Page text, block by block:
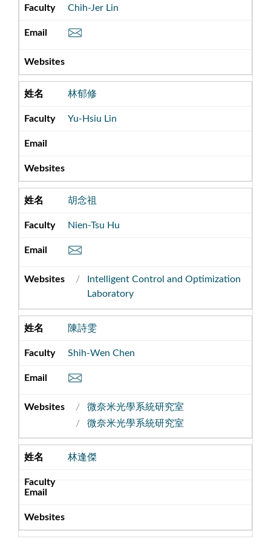
Chih-Jer Lin
林郁修
Yu-Hsiu Lin
胡念祖
Nien-Tsu Hu
Intelligent Control and Optimization
Laboratory
陳詩雯
Shih-Wen Chen
微奈米光學系統研究室
微奈米光學系統研究室
林逢傑